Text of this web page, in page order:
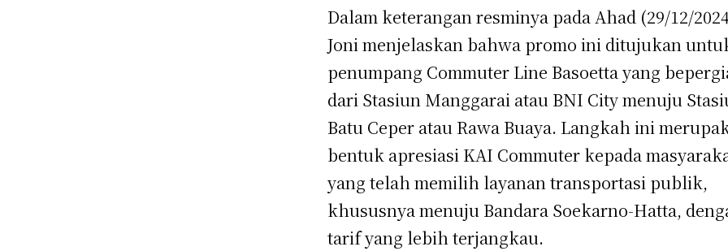
Dalam keterangan resminya pada Ahad (29/12/
Joni menjelaskan bahwa promo ini ditujukan
penumpang Commuter Line Basoetta yang
dari Stasiun Manggarai atau BNI City menuju
Batu Ceper atau Rawa Buaya. Langkah ini
bentuk apresiasi KAI Commuter kepada
yang telah memilih layanan transportasi publik,
khususnya menuju Bandara Soekarno-Hatta,
tarif yang lebih terjangkau.